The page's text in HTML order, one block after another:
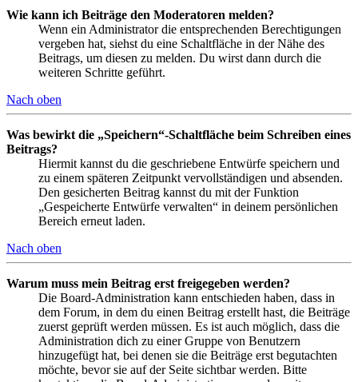
Wie kann ich Beiträge den Moderatoren melden?
Wenn ein Administrator die entsprechenden Berechtigungen
vergeben hat, siehst du eine Schaltfläche in der Nähe des
Beitrags, um diesen zu melden. Du wirst dann durch die
weiteren Schritte geführt.
Nach oben
Was bewirkt die „Speichern“-Schaltfläche beim Schreiben eines
Beitrags?
Hiermit kannst du die geschriebene Entwürfe speichern und
zu einem späteren Zeitpunkt vervollständigen und absenden.
Den gesicherten Beitrag kannst du mit der Funktion
„Gespeicherte Entwürfe verwalten“ in deinem persönlichen
Bereich erneut laden.
Nach oben
Warum muss mein Beitrag erst freigegeben werden?
Die Board-Administration kann entschieden haben, dass in
dem Forum, in dem du einen Beitrag erstellt hast, die Beiträge
zuerst geprüft werden müssen. Es ist auch möglich, dass die
Administration dich zu einer Gruppe von Benutzern
hinzugefügt hat, bei denen sie die Beiträge erst begutachten
möchte, bevor sie auf der Seite sichtbar werden. Bitte